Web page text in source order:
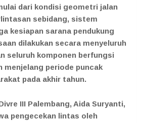
dari kondisi geometri jalan
sebidang, sistem
kesiapan sarana pendukung
dilakukan secara menyeluruh
seluruh komponen berfungsi
menjelang periode puncak
pada akhir tahun.
III Palembang, Aida Suryanti,
pengecekan lintas oleh